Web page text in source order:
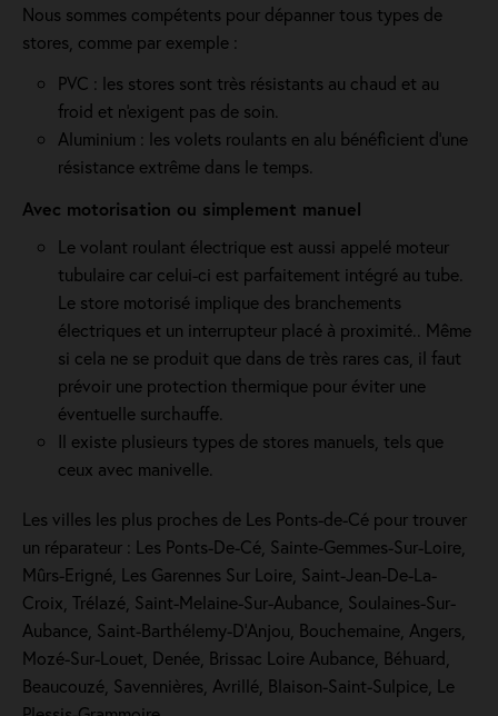
Nous sommes compétents pour dépanner tous types de
stores, comme par exemple :
PVC : les stores sont très résistants au chaud et au
froid et n'exigent pas de soin.
Aluminium : les volets roulants en alu bénéficient d'une
résistance extrême dans le temps.
Avec motorisation ou simplement manuel
Le volant roulant électrique est aussi appelé moteur
tubulaire car celui-ci est parfaitement intégré au tube.
Le store motorisé implique des branchements
électriques et un interrupteur placé à proximité.. Même
si cela ne se produit que dans de très rares cas, il faut
prévoir une protection thermique pour éviter une
éventuelle surchauffe.
Il existe plusieurs types de stores manuels, tels que
ceux avec manivelle.
Les villes les plus proches de Les Ponts-de-Cé pour trouver
un réparateur : Les Ponts-De-Cé, Sainte-Gemmes-Sur-Loire,
Mûrs-Erigné, Les Garennes Sur Loire, Saint-Jean-De-La-
Croix, Trélazé, Saint-Melaine-Sur-Aubance, Soulaines-Sur-
Aubance, Saint-Barthélemy-D'Anjou, Bouchemaine, Angers,
Mozé-Sur-Louet, Denée, Brissac Loire Aubance, Béhuard,
Beaucouzé, Savennières, Avrillé, Blaison-Saint-Sulpice, Le